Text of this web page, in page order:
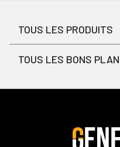
TOUS LES PRODUITS
TOUS LES BONS